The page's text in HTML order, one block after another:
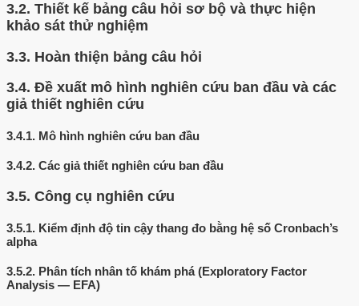
3.2. Thiết kế bảng câu hỏi sơ bộ và thực hiện
khảo sát thử nghiệm
3.3. Hoàn thiện bảng câu hỏi
3.4. Đề xuất mô hình nghiên cứu ban đầu và các
giả thiết nghiên cứu
3.4.1. Mô hình nghiên cứu ban đầu
3.4.2. Các giả thiết nghiên cứu ban đầu
3.5. Công cụ nghiên cứu
3.5.1. Kiểm định độ tin cậy thang đo bằng hệ số Cronbach’s
alpha
3.5.2. Phân tích nhân tố khám phá (Exploratory Factor
Analysis — EFA)